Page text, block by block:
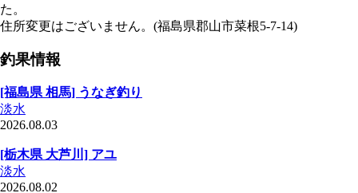
た。
住所変更はございません。(福島県郡山市菜根5-7-14)
釣果情報
[福島県 相馬] うなぎ釣り
淡水
2026.08.03
[栃木県 大芦川] アユ
淡水
2026.08.02